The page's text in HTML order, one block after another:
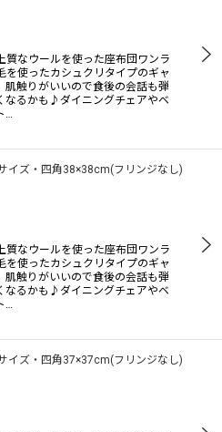
質なウールを使った座布団ワンラ
を使ったカシュクリタイプのギャ
肌触りがいいので食後の会話も弾
なるかも♪ダイニングチェアやベ
…
イズ・四角38×38cm(フリンジなし)
質なウールを使った座布団ワンラ
を使ったカシュクリタイプのギャ
肌触りがいいので食後の会話も弾
なるかも♪ダイニングチェアやベ
…
イズ・四角37×37cm(フリンジなし)